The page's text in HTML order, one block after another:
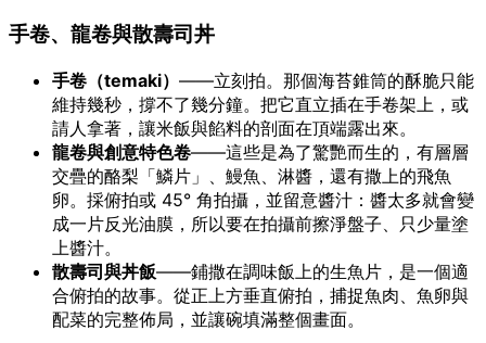
手卷、龍卷與散壽司丼
手卷（temaki） ——立刻拍。那個海苔錐筒的酥脆只能
維持幾秒，撐不了幾分鐘。把它直立插在手卷架上，或
請人拿著，讓米飯與餡料的剖面在頂端露出來。
龍卷與創意特色卷——這些是為了驚艷而生的，有層層
交疊的酪梨「鱗片」、鰻魚、淋醬，還有撒上的飛魚
卵。採俯拍或 45° 角拍攝，並留意醬汁：醬太多就會變
成一片反光油膜，所以要在拍攝前擦淨盤子、只少量塗
上醬汁。
散壽司與丼飯——鋪撒在調味飯上的生魚片，是一個適
合俯拍的故事。從正上方垂直俯拍，捕捉魚肉、魚卵與
配菜的完整佈局，並讓碗填滿整個畫面。